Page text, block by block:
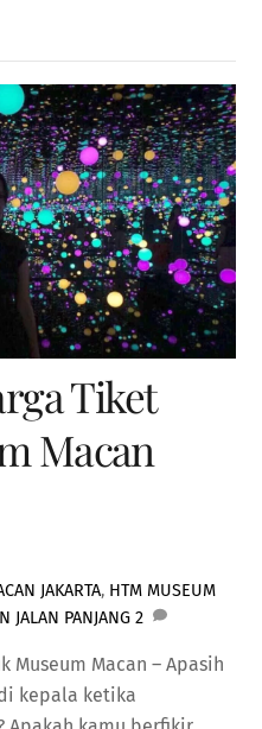
Tiket
Macan
JAKARTA, HTM MUSEUM
JALAN PANJANG 2
Museum Macan – Apasih
kepala ketika